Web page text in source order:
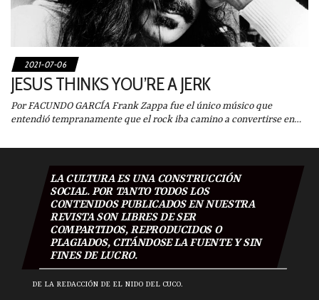
2021-07-06
JESUS THINKS YOU’RE A JERK
Por FACUNDO GARCÍA Frank Zappa fue el único músico que
entendió tempranamente que el rock iba camino a convertirse en…
LA CULTURA ES UNA CONSTRUCCIÓN
SOCIAL. POR TANTO TODOS LOS
CONTENIDOS PUBLICADOS EN NUESTRA
REVISTA SON LIBRES DE SER
COMPARTIDOS, REPRODUCIDOS O
PLAGIADOS, CITÁNDOSE LA FUENTE Y SIN
FINES DE LUCRO.
DE LA REDACCIÓN DE EL NIDO DEL CUCO.